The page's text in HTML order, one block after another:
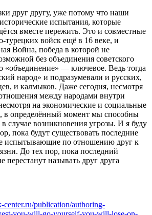
друг другу, уже потому что наши
испытания, которые
вместе пережить. Это и совместные
турецких войск ещё в 16 веке, и
Война, победа в которой не
без объединения советского
«объединение» — ключевое. Ведь тогда
народ» и подразумевали и русских,
и калмыков. Даже сегодня, несмотря
между народами внутри
на экономические и социальные
в определённый момент мы способны
случае возникновения угрозы. И я буду
пока будут существовать последние
испытывающие по отношению друг к
До тех пор, пока последний
перестанут называть друг друга
center.ru/publication/authoring-